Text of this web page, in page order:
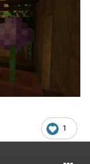
1